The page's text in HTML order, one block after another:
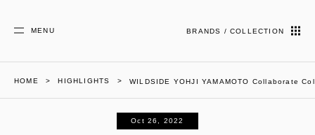
MENU BRANDS / COLLECTION
HOME HIGHLIGHTS WILDSIDE YOHJI YAMAMOTO Collaborate
Oct 26, 2022